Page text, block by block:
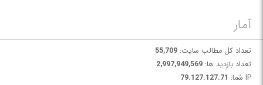
آمار
تعداد کل مطالب سایت: 55,709
تعداد بازدید ها: 2,997,949,569
IP شما:
79.127.127.71